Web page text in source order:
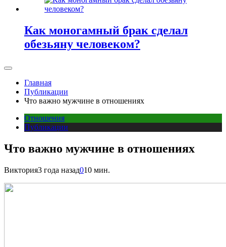
Как моногамный брак сделал
обезьяну человеком?
Главная
Публикации
Что важно мужчине в отношениях
Отношения
Публикации
Что важно мужчине в отношениях
Виктория3 года назад010 мин.